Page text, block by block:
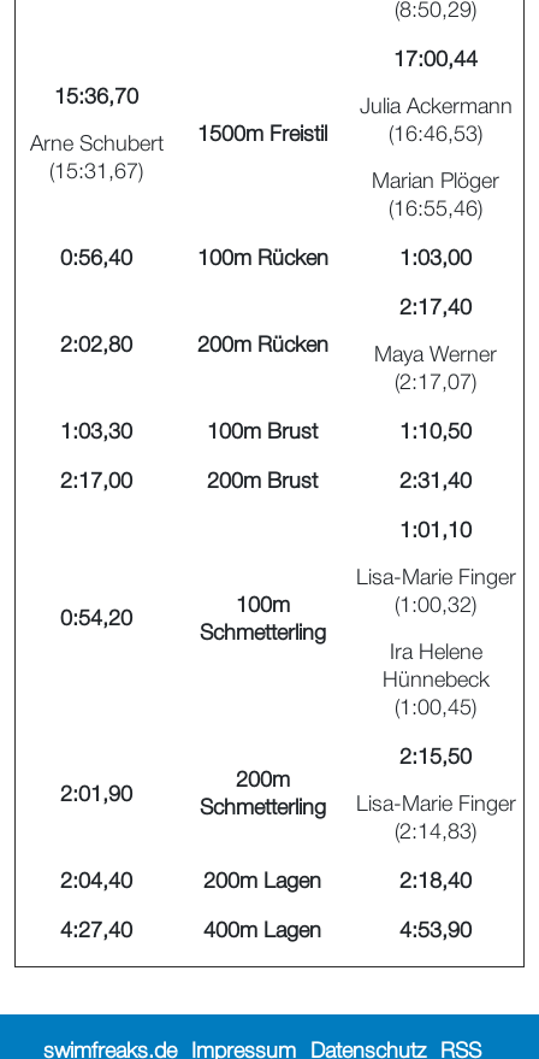
(8:50,29)
15:36,70
Arne Schubert
(15:31,67)
1500m Freistil
17:00,44
Julia Ackermann
(16:46,53)
Marian Plöger
(16:55,46)
0:56,40 100m Rücken 1:03,00
2:02,80 200m Rücken
2:17,40
Maya Werner
(2:17,07)
1:03,30 100m Brust 1:10,50
2:17,00 200m Brust 2:31,40
0:54,20
100m
Schmetterling
1:01,10
Lisa-Marie Finger
(1:00,32)
Ira Helene
Hünnebeck
(1:00,45)
2:01,90
200m
Schmetterling
2:15,50
Lisa-Marie Finger
(2:14,83)
2:04,40 200m Lagen 2:18,40
4:27,40 400m Lagen 4:53,90
swimfreaks.de Impressum Datenschutz RSS